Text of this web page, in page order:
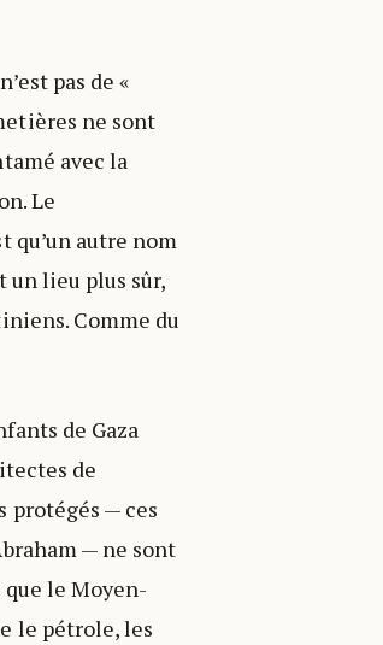
pas de «
ne sont
avec la
Le
qu’un autre nom
un lieu plus sûr,
Comme du
de Gaza
de
protégés — ces
— ne sont
le Moyen-
le pétrole, les